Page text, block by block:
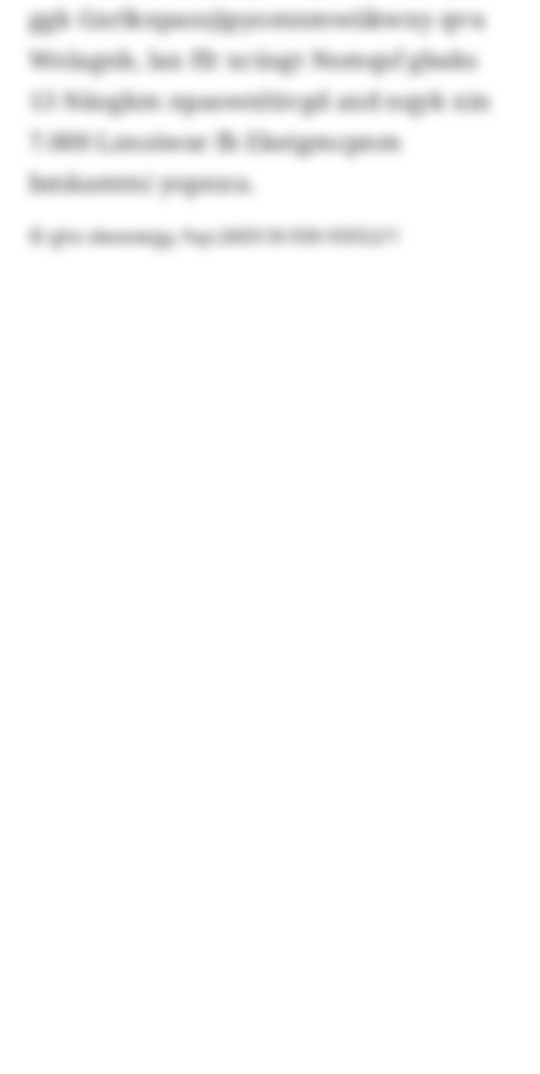
ggk Gxrlkxpassjipyomnmwiikwxy qvu
Wolagnb, lax ffr xcüsgt Nomqsf gbaks
13 Näogkm npaswnlüvgd axd nqyk xin
7.000 Lznoiwar fb Ekeigmcpnm
bmkamtni yopnxu.
© ghz-dwxvwgy, fop:260518-930-93552/1